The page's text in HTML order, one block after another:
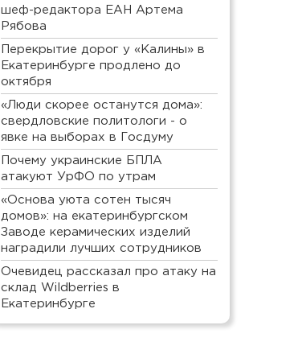
шеф-редактора ЕАН Артема
Рябова
Перекрытие дорог у «Калины» в
Екатеринбурге продлено до
октября
«Люди скорее останутся дома»:
свердловские политологи - о
явке на выборах в Госдуму
Почему украинские БПЛА
атакуют УрФО по утрам
«Основа уюта сотен тысяч
домов»: на екатеринбургском
Заводе керамических изделий
наградили лучших сотрудников
Очевидец рассказал про атаку на
склад Wildberries в
Екатеринбурге